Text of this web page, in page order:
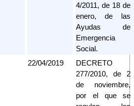
4/2011, de 18 de
enero, de las
Ayudas de
Emergencia
Social.
22/04/2019
DECRETO
277/2010, de 2
de noviembre,
por el que se